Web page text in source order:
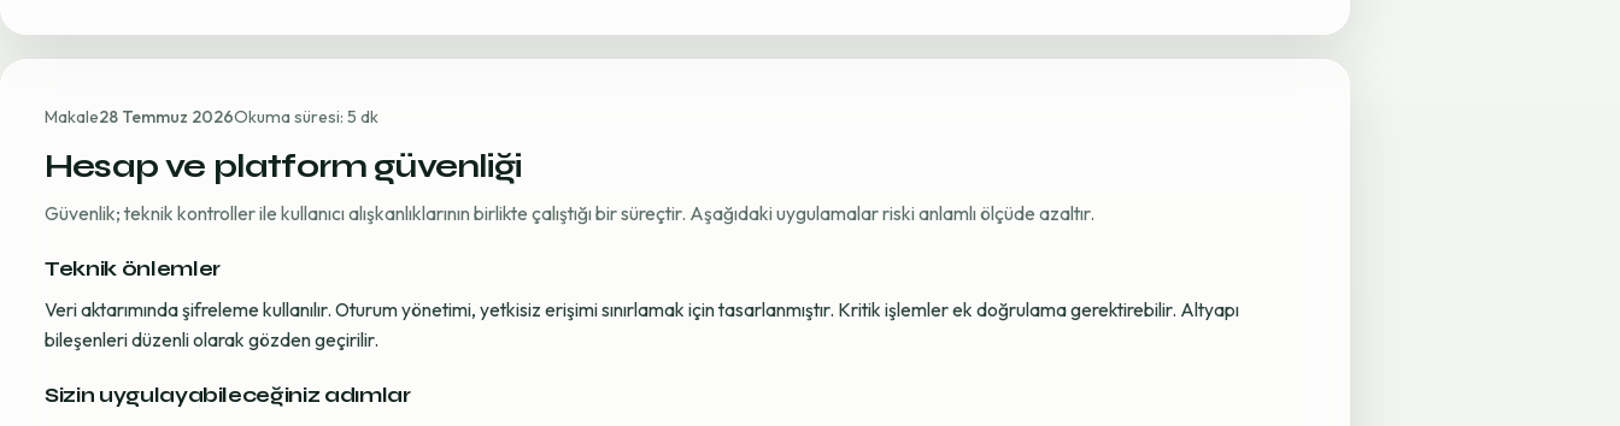
Makale28 Temmuz 2026Okuma süresi: 5 dk
Hesap ve platform güvenliği
Güvenlik; teknik kontroller ile kullanıcı alışkanlıklarının birlikte çalıştığı bir süreçtir. Aşağıdaki uygulamalar riski anlamlı ölçüde azaltır.
Teknik önlemler
Veri aktarımında şifreleme kullanılır. Oturum yönetimi, yetkisiz erişimi sınırlamak için tasarlanmıştır. Kritik işlemler ek doğrulama gerektirebilir. Altyapı
bileşenleri düzenli olarak gözden geçirilir.
Sizin uygulayabileceğiniz adımlar